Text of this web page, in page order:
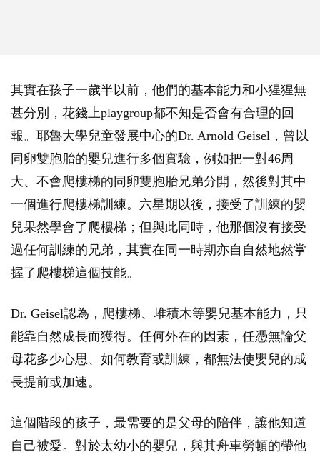
其實在孩子一歲半以前，他們的基本能力和小猩猩無
甚分別，花錢上playgroup都不知是否會有合理的回
報。耶魯大學兒童發展中心的Dr. Arnold Geisel，曾以
同卵雙胞胎的嬰兒進行多個實驗，例如把一對46周
大、不會爬樓梯的同卵雙胞胎兄弟分開，然後對其中
一個進行爬樓梯訓練。六星期以後，接受了訓練的嬰
兒果然學會了爬樓梯；但與此同時，他那個沒有接受
過任何訓練的兄弟，其實在同一時期亦自自然地然掌
握了爬樓梯這個技能。
Dr. Geisel認為，爬樓梯、堆積木等嬰兒基本能力，只
能靠自然成長而獲得。任何外在的因素，任憑無論父
母花多少心思、如何教育或訓練，都無法使嬰兒的成
長提前或加速。
這個階段的孩子，最需要的是父母的陪伴，讓他知道
自己被愛。對於太幼小的嬰兒，與其舟車勞頓的帶他